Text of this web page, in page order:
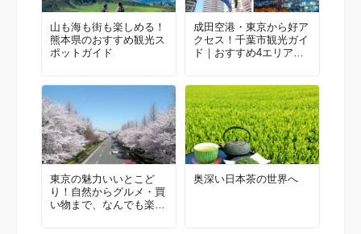
山も海も街も楽しめる！
熊本県のおすすめ観光ス
ポットガイド
成田空港・東京から好ア
クセス！千葉市観光ガイ
ド｜おすすめ4エリア＆
東京の魅力いいとこど
り！自然からグルメ・買
い物まで、なんでも楽し
奥深い日本茶の世界へ